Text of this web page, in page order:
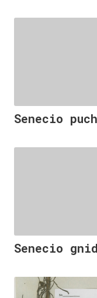
Senecio
Senecio